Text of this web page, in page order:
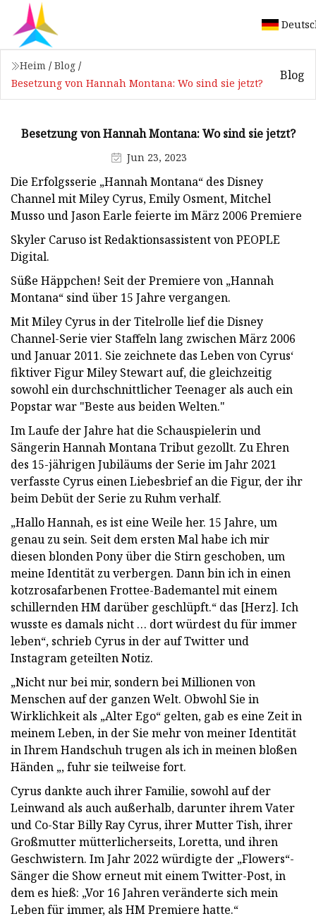
Heim / Blog /
Besetzung von Hannah Montana: Wo sind sie jetzt?
Blog
Besetzung von Hannah Montana: Wo sind sie jetzt?
Jun 23, 2023
Die Erfolgsserie „Hannah Montana“ des Disney
Channel mit Miley Cyrus, Emily Osment, Mitchel
Musso und Jason Earle feierte im März 2006 Premiere
Skyler Caruso ist Redaktionsassistent von PEOPLE
Digital.
Süße Häppchen! Seit der Premiere von „Hannah
Montana“ sind über 15 Jahre vergangen.
Mit Miley Cyrus in der Titelrolle lief die Disney
Channel-Serie vier Staffeln lang zwischen März 2006
und Januar 2011. Sie zeichnete das Leben von Cyrus‘
fiktiver Figur Miley Stewart auf, die gleichzeitig
sowohl ein durchschnittlicher Teenager als auch ein
Popstar war "Beste aus beiden Welten."
Im Laufe der Jahre hat die Schauspielerin und
Sängerin Hannah Montana Tribut gezollt. Zu Ehren
des 15-jährigen Jubiläums der Serie im Jahr 2021
verfasste Cyrus einen Liebesbrief an die Figur, der ihr
beim Debüt der Serie zu Ruhm verhalf.
„Hallo Hannah, es ist eine Weile her. 15 Jahre, um
genau zu sein. Seit dem ersten Mal habe ich mir
diesen blonden Pony über die Stirn geschoben, um
meine Identität zu verbergen. Dann bin ich in einen
kotzrosafarbenen Frottee-Bademantel mit einem
schillernden HM darüber geschlüpft.“ das [Herz]. Ich
wusste es damals nicht … dort würdest du für immer
leben“, schrieb Cyrus in der auf Twitter und
Instagram geteilten Notiz.
„Nicht nur bei mir, sondern bei Millionen von
Menschen auf der ganzen Welt. Obwohl Sie in
Wirklichkeit als „Alter Ego“ gelten, gab es eine Zeit in
meinem Leben, in der Sie mehr von meiner Identität
in Ihrem Handschuh trugen als ich in meinen bloßen
Händen „, fuhr sie teilweise fort.
Cyrus dankte auch ihrer Familie, sowohl auf der
Leinwand als auch außerhalb, darunter ihrem Vater
und Co-Star Billy Ray Cyrus, ihrer Mutter Tish, ihrer
Großmutter mütterlicherseits, Loretta, und ihren
Geschwistern. Im Jahr 2022 würdigte der „Flowers“-
Sänger die Show erneut mit einem Twitter-Post, in
dem es hieß: „Vor 16 Jahren veränderte sich mein
Leben für immer, als HM Premiere hatte.“